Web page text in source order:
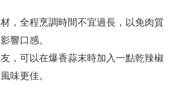
，全程烹調時間不宜過長，以免肉質
響口感。
，可以在爆香蒜末時加入一點乾辣椒
味更佳。